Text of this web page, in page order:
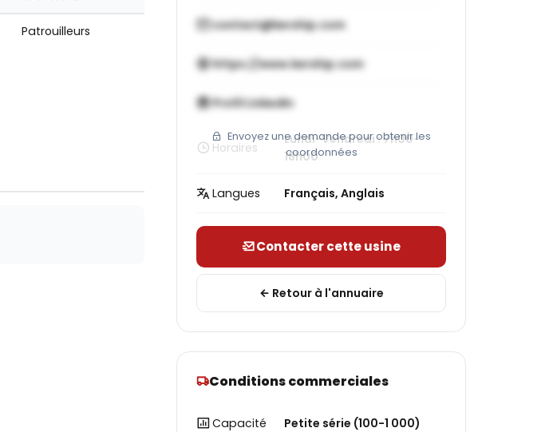
Patrouilleurs contact@kership.com
https://www.kership.com
Profil LinkedIn
Envoyez une demande pour obtenir les
coordonnées
Horaires
Lundi-Vendredi : 7h00-
18h00
Langues Français, Anglais
Contacter cette usine
Retour à l'annuaire
Conditions commerciales
Capacité Petite série (100-1 000)